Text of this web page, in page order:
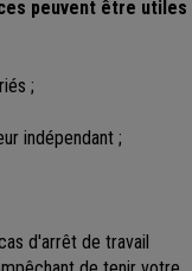
peuvent être utiles
;
indépendant ;
d'arrêt de travail